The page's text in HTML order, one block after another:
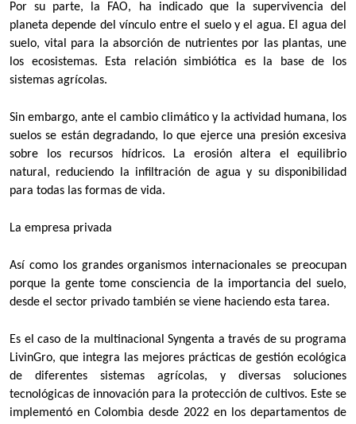
Por su parte, la FAO, ha indicado que la supervivencia del
planeta depende del vínculo entre el suelo y el agua. El agua del
suelo, vital para la absorción de nutrientes por las plantas, une
los ecosistemas. Esta relación simbiótica es la base de los
sistemas agrícolas.
Sin embargo, ante el cambio climático y la actividad humana, los
suelos se están degradando, lo que ejerce una presión excesiva
sobre los recursos hídricos. La erosión altera el equilibrio
natural, reduciendo la infiltración de agua y su disponibilidad
para todas las formas de vida.
La empresa privada
Así como los grandes organismos internacionales se preocupan
porque la gente tome consciencia de la importancia del suelo,
desde el sector privado también se viene haciendo esta tarea.
Es el caso de la multinacional Syngenta a través de su programa
LivinGro, que integra las mejores prácticas de gestión ecológica
de diferentes sistemas agrícolas, y diversas soluciones
tecnológicas de innovación para la protección de cultivos. Este se
implementó en Colombia desde 2022 en los departamentos de